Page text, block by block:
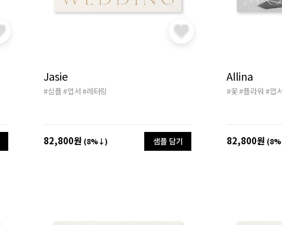
Jasie
#심플#엽서#레터링
82,800원 (8%↓) 샘플 담기
Allina
#꽃#플라워 #엽
82,800원